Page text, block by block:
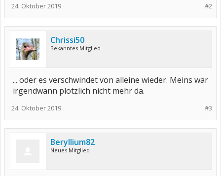
#2
24. Oktober 2019
Chrissi50
Bekanntes Mitglied
... oder es verschwindet von alleine wieder. Meins war
irgendwann plötzlich nicht mehr da.
#3
24. Oktober 2019
Beryllium82
Neues Mitglied